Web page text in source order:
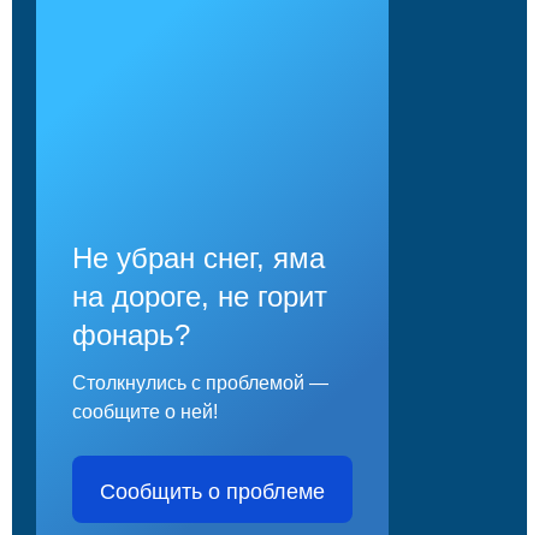
Не убран снег, яма
на дороге, не горит
фонарь?
Столкнулись с проблемой —
сообщите о ней!
Сообщить о проблеме